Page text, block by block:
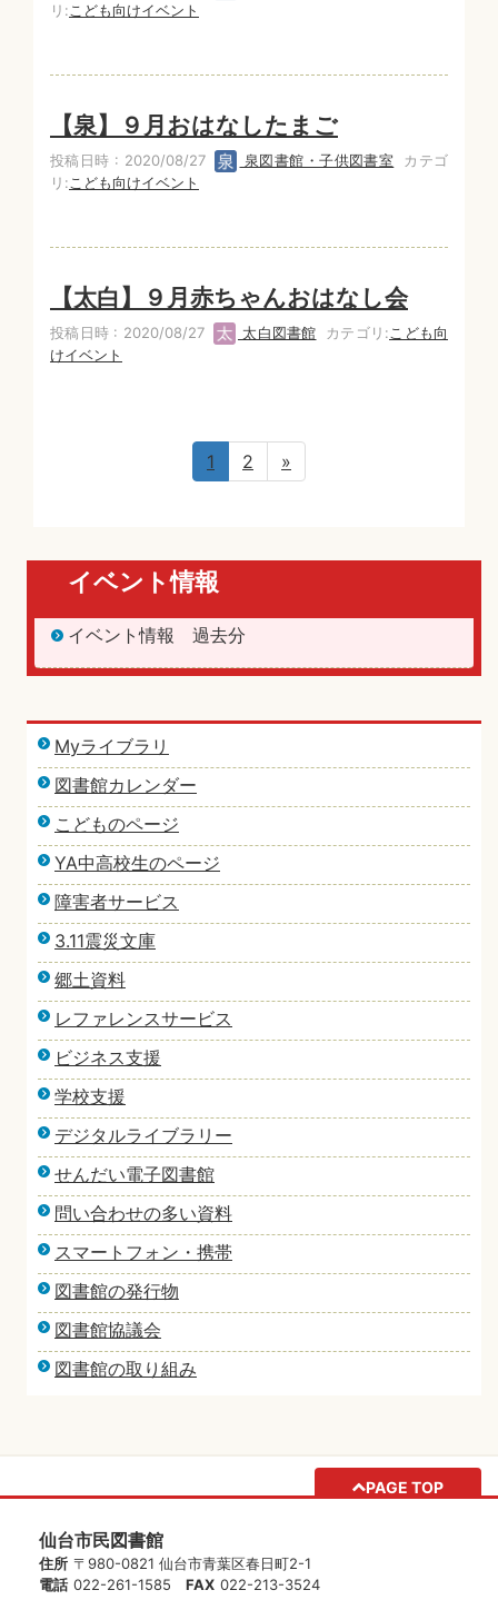
リ: こども向けイベント
【泉】９月おはなしたまご
投稿日時 : 2020/08/27 泉図書館・子供図書室 カテゴ
リ: こども向けイベント
【太白】９月赤ちゃんおはなし会
投稿日時 : 2020/08/27 太白図書館 カテゴリ: こども向
けイベント
1 2 »
イベント情報
イベント情報 過去分
Myライブラリ
図書館カレンダー
こどものページ
YA中高校生のページ
障害者サービス
3.11震災文庫
郷土資料
レファレンスサービス
ビジネス支援
学校支援
デジタルライブラリー
せんだい電子図書館
問い合わせの多い資料
スマートフォン・携帯
図書館の発行物
図書館協議会
図書館の取り組み
PAGE TOP
仙台市民図書館
住所 〒980-0821 仙台市青葉区春日町2-1
電話 022-261-1585 FAX 022-213-3524